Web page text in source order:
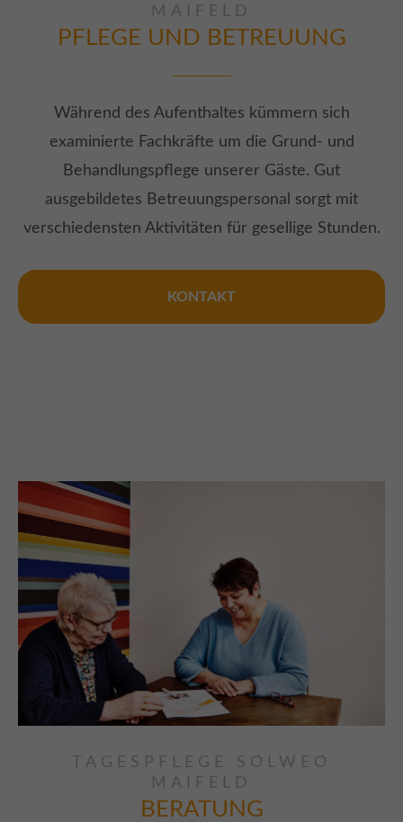
MAIFELD
PFLEGE UND BETREUUNG
Während des Aufenthaltes kümmern sich
examinierte Fachkräfte um die Grund- und
Behandlungspflege unserer Gäste. Gut
ausgebildetes Betreuungspersonal sorgt mit
verschiedensten Aktivitäten für gesellige Stunden.
KONTAKT
TAGESPFLEGE SOLWEO
MAIFELD
BERATUNG